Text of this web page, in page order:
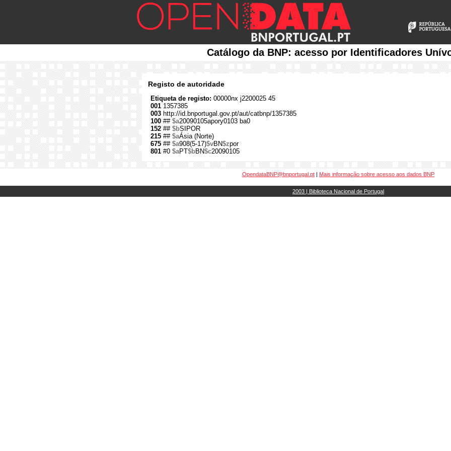
Catálogo da BNP: acesso por Identificadores
Registo de autoridade
Etiqueta de registo: 00000nx j2200025 45
001 1357385
003 http://id.bnportugal.gov.pt/aut/catbnp/1357385
100 ## $a20090105apory0103 ba0
152 ## $bSIPOR
215 ## $aÁsia (Norte)
675 ## $a908(5-17)$vBN$zpor
801 #0 $aPT$bBN$c20090105
OpendataBNP@bnportugal.pt | Mais informação sobre acesso aos dados BNP
2003 | Biblioteca Nacional de Portugal